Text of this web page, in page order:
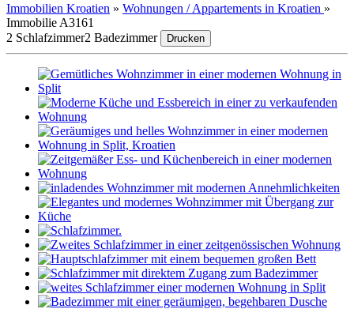
Immobilien Kroatien » Wohnungen / Appartements in Kroatien »
Immobilie A3161
2 Schlafzimmer2 Badezimmer Drucken